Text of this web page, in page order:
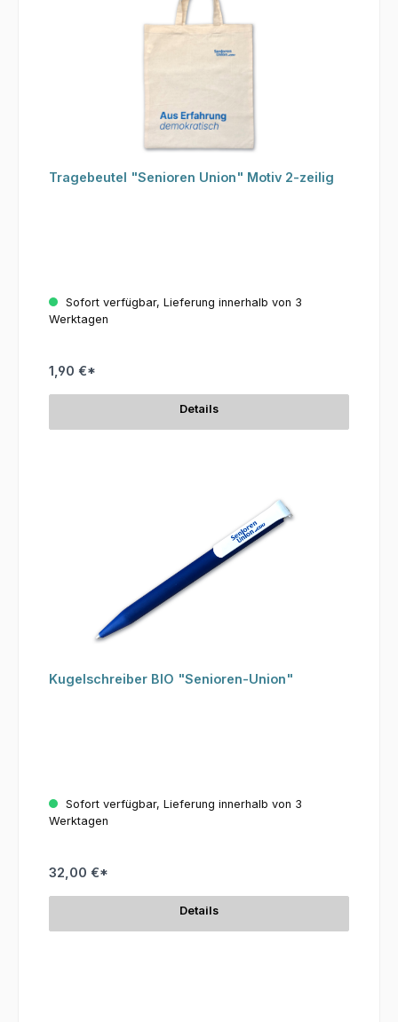
Tragebeutel "Senioren Union" Motiv 2-zeilig
Sofort verfügbar, Lieferung innerhalb von 3
Werktagen
1,90 €*
Details
Kugelschreiber BIO "Senioren-Union"
Sofort verfügbar, Lieferung innerhalb von 3
Werktagen
32,00 €*
Details